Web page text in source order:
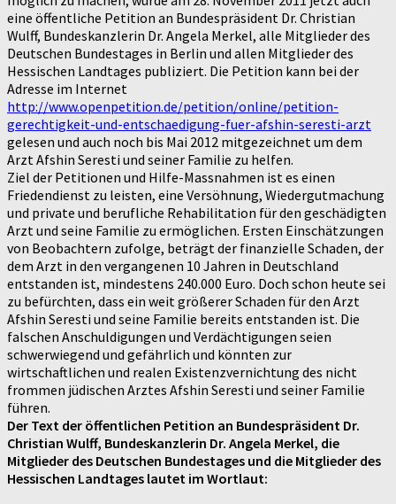
eine öffentliche Petition an Bundespräsident Dr. Christian
Wulff, Bundeskanzlerin Dr. Angela Merkel, alle Mitglieder des
Deutschen Bundestages in Berlin und allen Mitglieder des
Hessischen Landtages publiziert. Die Petition kann bei der
Adresse im Internet
http://www.openpetition.de/petition/online/petition-
gerechtigkeit-und-entschaedigung-fuer-afshin-seresti-arzt
gelesen und auch noch bis Mai 2012 mitgezeichnet um dem
Arzt Afshin Seresti und seiner Familie zu helfen.
Ziel der Petitionen und Hilfe-Massnahmen ist es einen
Friedendienst zu leisten, eine Versöhnung, Wiedergutmachung
und private und berufliche Rehabilitation für den geschädigten
Arzt und seine Familie zu ermöglichen. Ersten Einschätzungen
von Beobachtern zufolge, beträgt der finanzielle Schaden, der
dem Arzt in den vergangenen 10 Jahren in Deutschland
entstanden ist, mindestens 240.000 Euro. Doch schon heute sei
zu befürchten, dass ein weit größerer Schaden für den Arzt
Afshin Seresti und seine Familie bereits entstanden ist. Die
falschen Anschuldigungen und Verdächtigungen seien
schwerwiegend und gefährlich und könnten zur
wirtschaftlichen und realen Existenzvernichtung des nicht
frommen jüdischen Arztes Afshin Seresti und seiner Familie
führen.
Der Text der öffentlichen Petition an Bundespräsident Dr.
Christian Wulff, Bundeskanzlerin Dr. Angela Merkel, die
Mitglieder des Deutschen Bundestages und die Mitglieder des
Hessischen Landtages lautet im Wortlaut: